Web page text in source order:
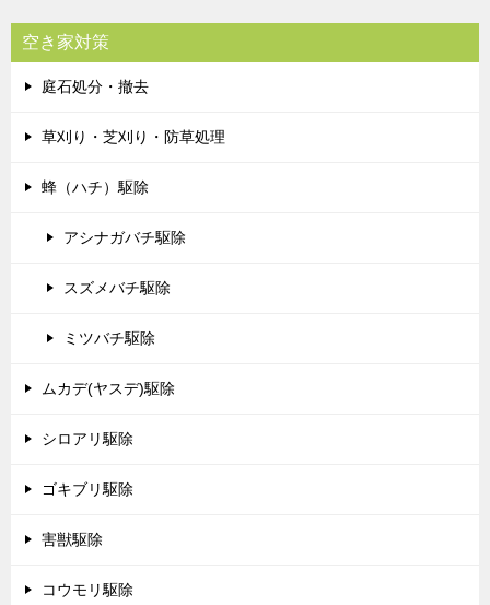
空き家対策
庭石処分・撤去
草刈り・芝刈り・防草処理
蜂（ハチ）駆除
アシナガバチ駆除
スズメバチ駆除
ミツバチ駆除
ムカデ(ヤスデ)駆除
シロアリ駆除
ゴキブリ駆除
害獣駆除
コウモリ駆除